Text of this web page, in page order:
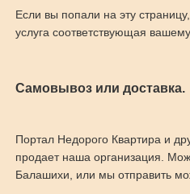
Если вы попали на эту
услуга соответствующая
Самовывоз или доставка.
Портал Недорого Квартира и
продает наша организация.
Балашихи, или мы отправить